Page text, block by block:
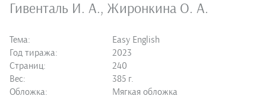
Гивенталь И. А., Жиронкина О. А.
Тема:
Easy English
Год тиража:
2023
Страниц:
240
Вес:
385 г.
Обложка:
Мягкая обложка